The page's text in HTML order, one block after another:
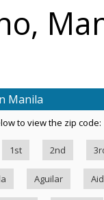
Manila
to view the zip code:
1st 2nd
Aguilar